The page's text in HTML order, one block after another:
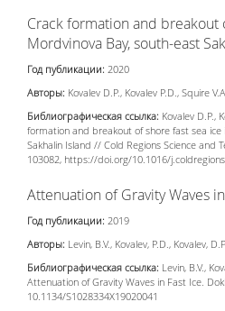
Crack formation and breakout
Mordvinova Bay, south-east
Год публикации: 2020
Авторы: Kovalev D.P., Kovalev P.D., Squire
Библиографическая ссылка: Kovalev D.P.,
formation and breakout of shore fast sea ice
Sakhalin Island // Cold Regions Science and
103082, https://doi.org/10.1016/
Attenuation of Gravity Waves
Год публикации: 2019
Авторы: Levin, B.V., Kovalev, P.D., Kovalev,
Библиографическая ссылка: Levin, B.V.,
Attenuation of Gravity Waves in Fast Ice.
10.1134/S1028334X19020041